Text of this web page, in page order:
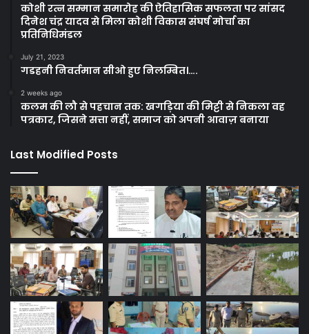
कोशी रत्न सम्मान समारोह की ऐतिहासिक सफलता पर सांसद
दिनेश चंद्र यादव से मिला कोशी विकास संघर्ष मोर्चा का
प्रतिनिधिमंडल
July 21, 2023
गडहनी निवर्तमान सीओ हुए निलम्बित।….
2 weeks ago
कलम की लौ से पहचान तक: खगड़िया की मिट्टी से निकला वह
पत्रकार, जिसने सत्ता नहीं, समाज को अपनी आवाज़ बनाया
Last Modified Posts